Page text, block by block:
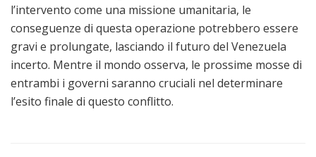
l’intervento come una missione umanitaria, le
conseguenze di questa operazione potrebbero essere
gravi e prolungate, lasciando il futuro del Venezuela
incerto. Mentre il mondo osserva, le prossime mosse di
entrambi i governi saranno cruciali nel determinare
l’esito finale di questo conflitto.